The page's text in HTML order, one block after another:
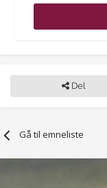
Del
Gå til emneliste